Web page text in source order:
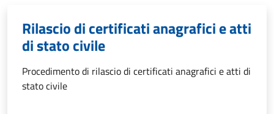
Rilascio di certificati anagrafici e atti
di stato civile
Procedimento di rilascio di certificati anagrafici e atti di
stato civile